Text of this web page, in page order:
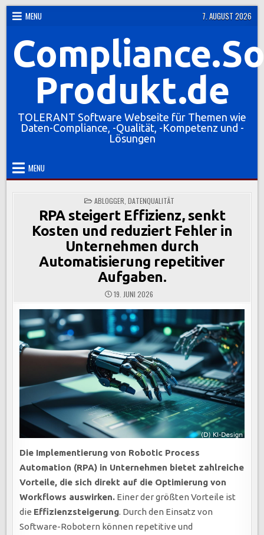
Skip
content
MENU 7. AUGUST 2026
Produkt.de
TOLERANT Software Webseite für Themen wie
Daten-Compliance, -Qualität, -Kompetenz und -
Lösungen
MENU
POSTED
IN
ABLOGGER DATENQUALITÄT
RPA steigert Effizienz, senkt
Kosten und reduziert Fehler in
Unternehmen durch
Automatisierung repetitiver
Aufgaben.
19. JUNI 2026
Die Implementierung von Robotic Process
Automation (RPA) in Unternehmen bietet zahlreiche
Vorteile, die sich direkt auf die Optimierung von
Workflows auswirken. Einer der größten Vorteile ist
die Effizienzsteigerung. Durch den Einsatz von
Software-Robotern können repetitive und